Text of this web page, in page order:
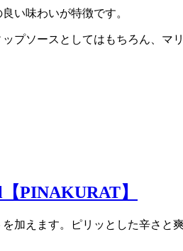
い味わいが特徴です。
プソースとしてはもちろん、マ
PINAKURAT】
加えます。ピリッとした辛さと